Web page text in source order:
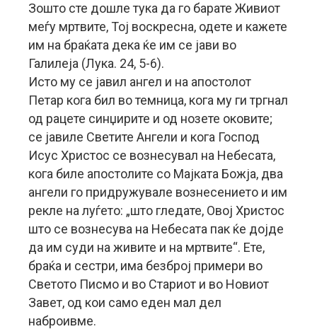
Зошто сте дошле тука да го барате Живиот
меѓу мртвите, Тој воскресна, одете и кажете
им на браќата дека ќе им се јави во
Галилеја (Лука. 24, 5-6).
Исто му се јавил ангел и на апостолот
Петар кога бил во темница, кога му ги тргнал
од рацете синџирите и од нозете оковите;
се јавиле Светите Ангели и кога Господ
Исус Христос се вознесувал на Небесата,
кога биле апостолите со Мајката Божја, два
ангели го придружувале вознесението и им
рекле на луѓето: „што гледате, Овој Христос
што се вознесува на Небесата пак ќе дојде
да им суди на живите и на мртвите“. Ете,
браќа и сестри, има безброј примери во
Светото Писмо и во Стариот и во Новиот
Завет, од кои само еден мал дел
наброивме.